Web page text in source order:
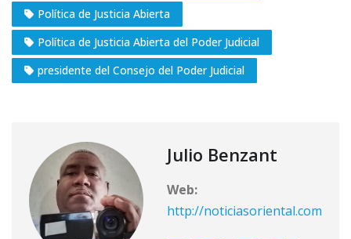
Política de Justicia Abierta
Política de Justicia Abierta del Poder Judicial
presidente del Consejo del Poder Judicial
Julio Benzant
Web:
http://noticiasoriental.com